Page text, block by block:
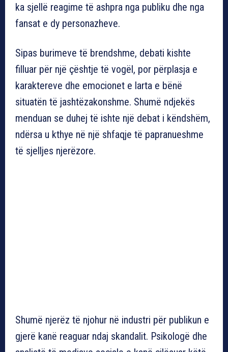
ka sjellë reagime të ashpra nga publiku dhe nga
fansat e dy personazheve.
Sipas burimeve të brendshme, debati kishte
filluar për një çështje të vogël, por përplasja e
karaktereve dhe emocionet e larta e bënë
situatën të jashtëzakonshme. Shumë ndjekës
menduan se duhej të ishte një debat i këndshëm,
ndërsa u kthye në një shfaqje të papranueshme
të sjelljes njerëzore.
Shumë njerëz të njohur në industri për publikun e
gjerë kanë reaguar ndaj skandalit. Psikologë dhe